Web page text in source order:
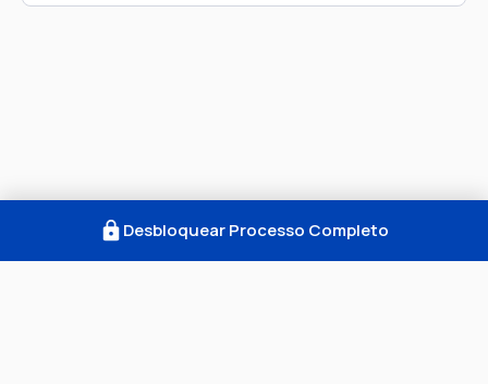
Desbloquear Processo Completo